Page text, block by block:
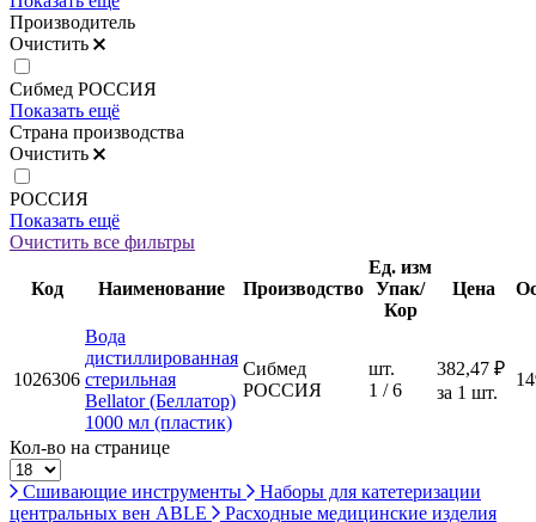
Производитель
Очистить
Сибмед РОССИЯ
Показать ещё
Страна производства
Очистить
РОССИЯ
Показать ещё
Очистить все фильтры
Код Наименование Производство
Ед. изм
Упак/
Кор
Цена
1026306
Вода
дистиллированная
стерильная
Bellator (Беллатор)
1000 мл (пластик)
Сибмед
РОССИЯ
шт.
1 / 6
382,47 ₽
за 1 шт.
Кол-во на странице
Сшивающие инструменты
Наборы для катетеризации
центральных вен ABLE
Расходные медицинские изделия